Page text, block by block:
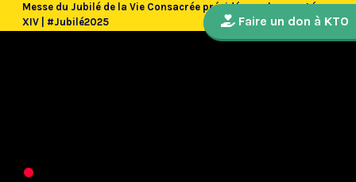
Messe du Jubilé de la Vie Consacrée présidée par le pape Léon
XIV | #Jubilé2025
Faire un don à KTO